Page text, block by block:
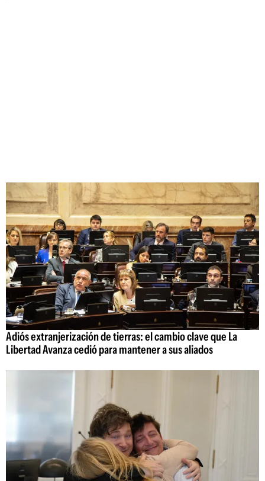
Adiós extranjerización de tierras: el cambio clave que La
Libertad Avanza cedió para mantener a sus aliados